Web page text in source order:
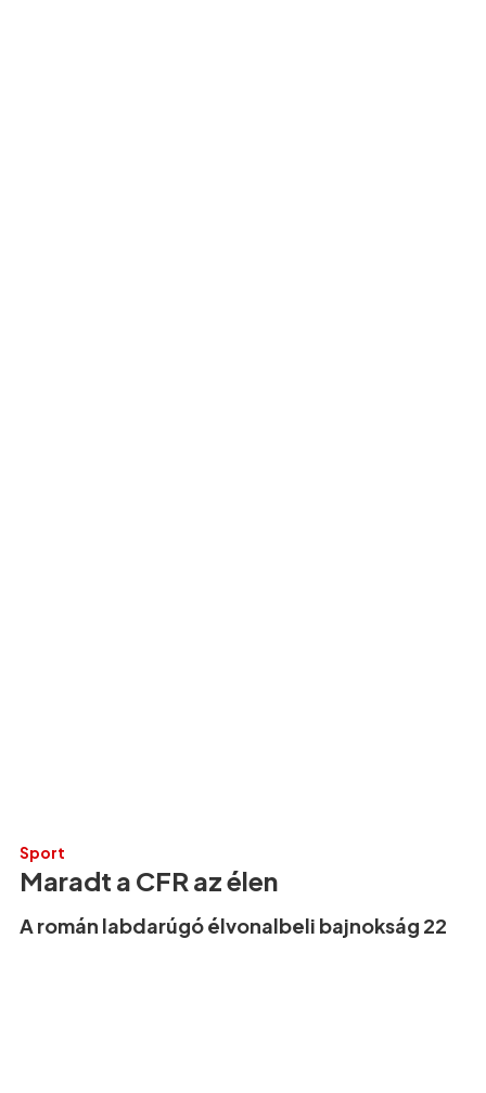
Sport
Maradt a CFR az élen
A román labdarúgó élvonalbeli bajnokság 22